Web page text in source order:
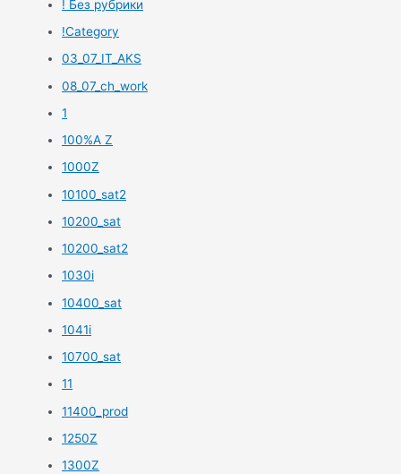
! Без рубрики
!Category
03_07_IT_AKS
08_07_ch_work
1
100%A Z
1000Z
10100_sat2
10200_sat
10200_sat2
1030i
10400_sat
1041i
10700_sat
11
11400_prod
1250Z
1300Z